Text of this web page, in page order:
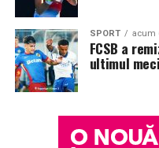
SPORT acum
FCSB a
ultimul